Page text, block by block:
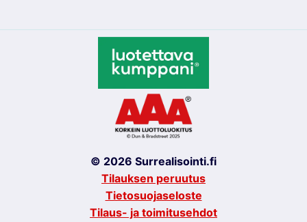
© 2026 Surrealisointi.fi
Tilauksen peruutus
Tietosuojaseloste
Tilaus- ja toimitusehdot